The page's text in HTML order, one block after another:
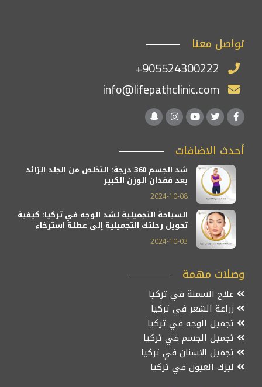
تواصل معنا
+905524300222
info@lifepathclinic.com
أحدث الاضافات
شد الجسم 360 درجة: التخلص من الجلد الزائد
بعد فقدان الوزن الكبير
2024-10-08
السياحة التجميلية لشد الوجه في تركيا: كيفية
تحويل رحلتك التجميلية إلى عطلة استرخاء
2024-10-03
وصلات مهمة
علاج السمنة في تركيا
زراعة الشعر في تركيا
تجميل الوجه في تركيا
تجميل الجسم في تركيا
تجميل الاسنان في تركيا
ليزك العيون في تركيا